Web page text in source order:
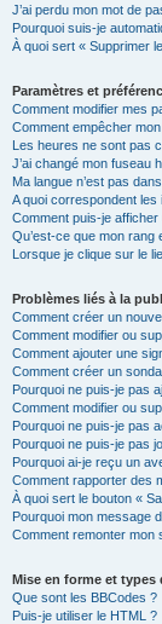
J’ai perdu mon mot de
Pourquoi suis-je
À quoi sert « Supprimer
Paramètres et
Comment modifier mes
Comment empêcher
Les heures ne sont pas
J’ai changé mon fuseau
Ma langue n’est pas
A quoi correspondent les
Comment puis-je
Qu’est-ce que mon rang
Lorsque je clique sur le
Problèmes liés à la
Comment créer un
Comment modifier ou
Comment ajouter une
Comment créer un
Pourquoi ne puis-je pas
Comment modifier ou
Pourquoi ne puis-je pas
Pourquoi ne puis-je pas
Pourquoi ai-je reçu un
Comment rapporter des
À quoi sert le bouton «
Pourquoi mon message
Comment remonter mon
Mise en forme et types
Que sont les BBCodes ?
Puis-je utiliser le HTML ?